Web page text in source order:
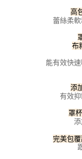
恩沛科技股份有限公司
高
蕾絲柔
布
能有效快
添
有效
罩
完美包